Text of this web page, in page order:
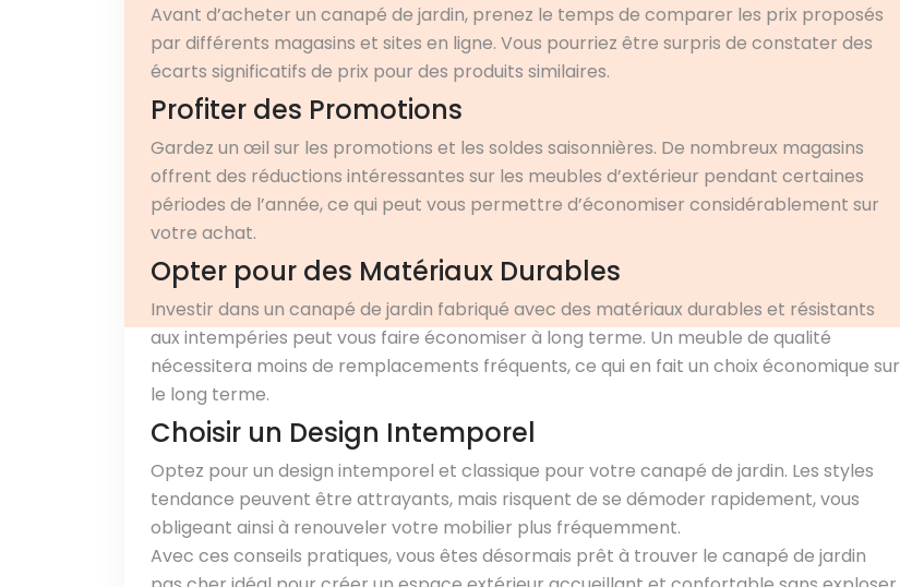
Avant d’acheter un canapé de jardin, prenez le temps de comparer les prix proposés
par différents magasins et sites en ligne. Vous pourriez être surpris de constater des
écarts significatifs de prix pour des produits similaires.
Profiter des Promotions
Gardez un œil sur les promotions et les soldes saisonnières. De nombreux magasins
offrent des réductions intéressantes sur les meubles d’extérieur pendant certaines
périodes de l’année, ce qui peut vous permettre d’économiser considérablement sur
votre achat.
Opter pour des Matériaux Durables
Investir dans un canapé de jardin fabriqué avec des matériaux durables et résistants
aux intempéries peut vous faire économiser à long terme. Un meuble de qualité
nécessitera moins de remplacements fréquents, ce qui en fait un choix économique sur
le long terme.
Choisir un Design Intemporel
Optez pour un design intemporel et classique pour votre canapé de jardin. Les styles
tendance peuvent être attrayants, mais risquent de se démoder rapidement, vous
obligeant ainsi à renouveler votre mobilier plus fréquemment.
Avec ces conseils pratiques, vous êtes désormais prêt à trouver le canapé de jardin